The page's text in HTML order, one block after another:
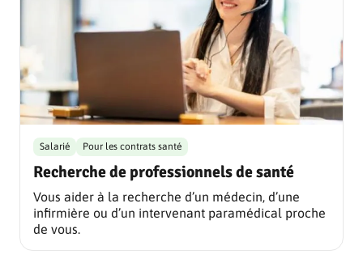
Recherche de professionnels de santé
Salarié Pour les contrats santé
Vous aider à la recherche d’un médecin, d’une
infirmière ou d’un intervenant paramédical proche
de vous.